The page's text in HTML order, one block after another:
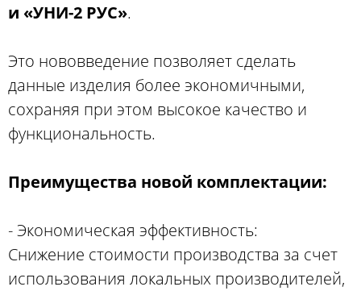
и «УНИ-2 РУС».
Это нововведение позволяет сделать
данные изделия более экономичными,
сохраняя при этом высокое качество и
функциональность.
Преимущества новой комплектации:
- Экономическая эффективность:
Снижение стоимости производства за счет
использования локальных производителей,